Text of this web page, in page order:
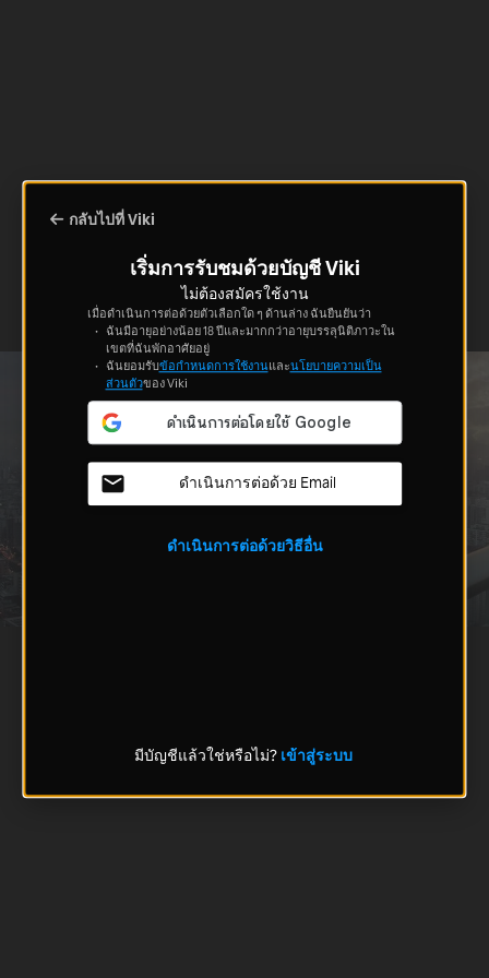
กลับไปที่ Viki
เริ่มการรับชมด้วยบัญชี Viki
ไม่ต้องสมัครใช้งาน
เมื่อดำเนินการต่อด้วยตัวเลือกใด ๆ ด้านล่าง ฉันยืนยันว่า
ฉันมีอายุอย่างน้อย 18 ปีและมากกว่าอายุบรรลุนิติภาวะใน
เขตที่ฉันพักอาศัยอยู่
ฉันยอมรับข้อกำหนดการใช้งานและนโยบายความเป็น
ส่วนตัวของ Viki
ดำเนินการต่อด้วย Email
ดำเนินการต่อด้วยวิธีอื่น
มีบัญชีแล้วใช่หรือไม่? เข้าสู่ระบบ